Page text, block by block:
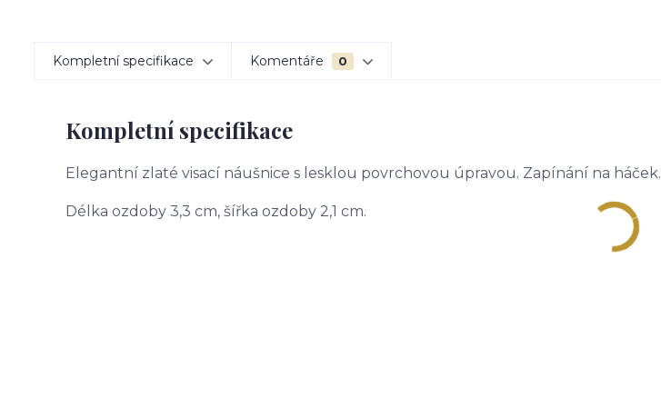
Kompletní specifikace Komentáře 0
Kompletní specifikace
Elegantní zlaté visací náušnice s lesklou povrchovou úpravou. Zapínání na háček.
Délka ozdoby 3,3 cm, šířka ozdoby 2,1 cm.